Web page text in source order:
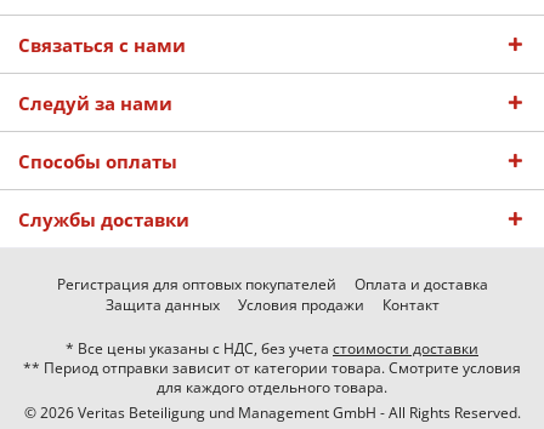
Связаться с нами
Следуй за нами
Способы оплаты
Службы доставки
Регистрация для оптовых покупателей
Оплата и доставка
Защита данных
Условия продажи Контакт
* Все цены указаны с НДС, без учета стоимости доставки
** Период отправки зависит от категории товара. Смотрите условия
для каждого отдельного товара.
© 2026 Veritas Beteiligung und Management GmbH - All Rights Reserved.